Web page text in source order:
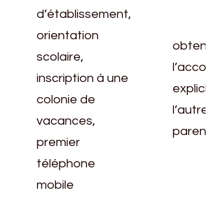
d’établissement,
orientation
scolaire,
inscription à une
colonie de
vacances,
premier
téléphone
mobile
obtenir
l’autre
parent